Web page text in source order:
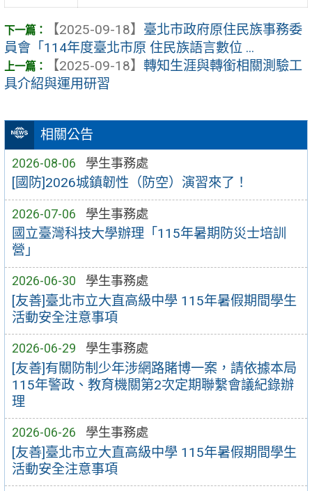
相關公告
2026-08-06 學生事務處
[國防]2026城鎮韌性（防空）演習來了！
2026-07-06 學生事務處
國立臺灣科技大學辦理「115年暑期防災士培訓
營」
2026-06-30 學生事務處
[友善]臺北市立大直高級中學 115年暑假期間學生
活動安全注意事項
2026-06-29 學生事務處
[友善]有關防制少年涉網路賭博一案，請依據本局
115年警政、教育機關第2次定期聯繫會議紀錄辦
理
2026-06-26 學生事務處
[友善]臺北市立大直高級中學 115年暑假期間學生
活動安全注意事項
【2025-09-18】 臺北市政府原住民族事務委
員會「114年度臺北市原 住民族語言數位 ...
【2025-09-18】 轉知生涯與轉銜相關測驗工
具介紹與運用研習